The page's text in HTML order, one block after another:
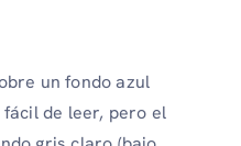
un fondo azul
de leer, pero el